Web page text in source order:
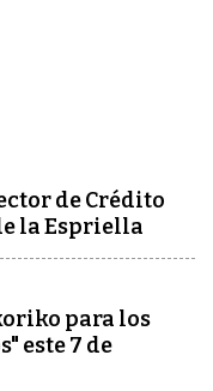
de Crédito
la Espriella
para los
este 7 de